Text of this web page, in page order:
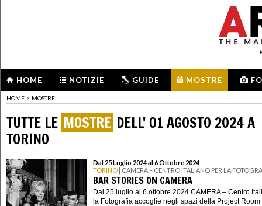
HOME NOTIZIE GUIDE MOSTRE
HOME > MOSTRE
TUTTE LE MOSTRE DELL' 01 AGOSTO 2024 A
TORINO
Dal 25 Luglio 2024 al 6 Ottobre 2024
TORINO | CAMERA – CENTRO ITALIANO PER LA
BAR STORIES ON CAMERA
Dal 25 luglio al 6 ottobre 2024 CAMERA – Centro
la Fotografia accoglie negli spazi della Project Room